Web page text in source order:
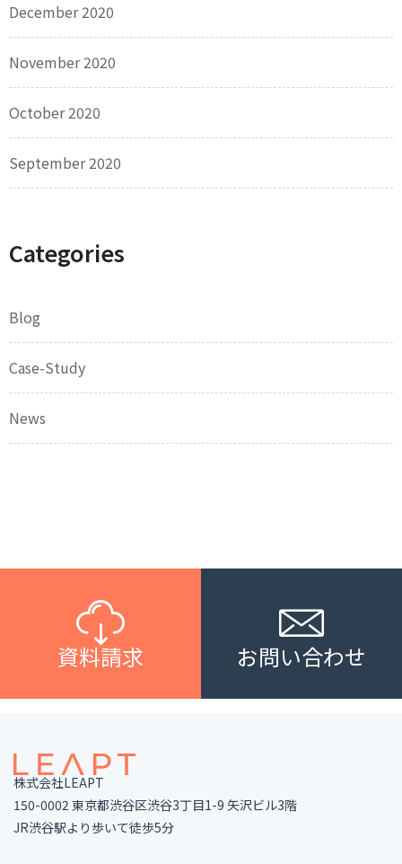
December 2020
November 2020
October 2020
September 2020
Categories
Blog
Case-Study
News
資料請求 お問い合わせ
株式会社LEAPT
150-0002 東京都渋谷区渋谷3丁目1-9 矢沢ビル3階
JR渋谷駅より歩いて徒歩5分